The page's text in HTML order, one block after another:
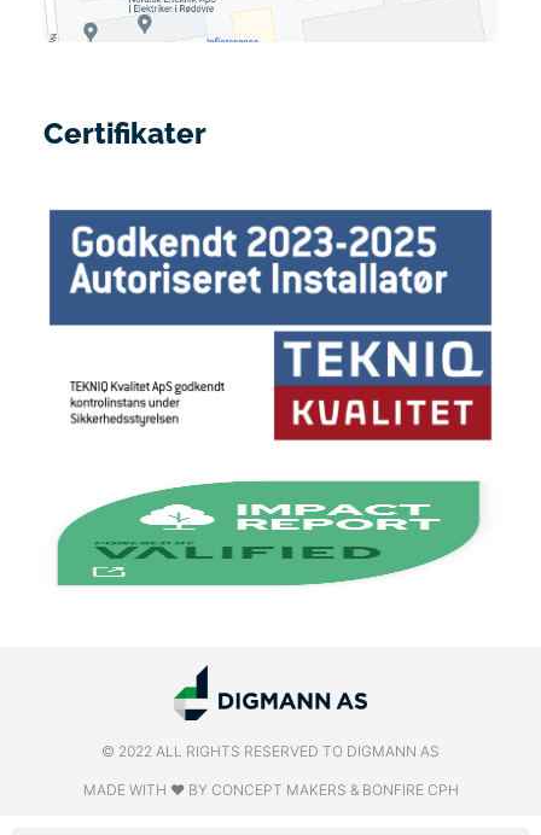
Certifikater
© 2022 ALL RIGHTS RESERVED​ TO DIGMANN AS
MADE WITH ❤ BY CONCEPT MAKERS & BONFIRE CPH